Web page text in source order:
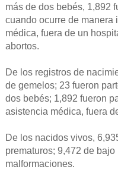
más de dos bebés, 1,892
cuando ocurre de manera
médica, fuera de un
abortos.
De los registros de
de gemelos; 23 fueron
dos bebés; 1,892 fueron
asistencia médica, fuera
De los nacidos vivos,
prematuros; 9,472 de
malformaciones.